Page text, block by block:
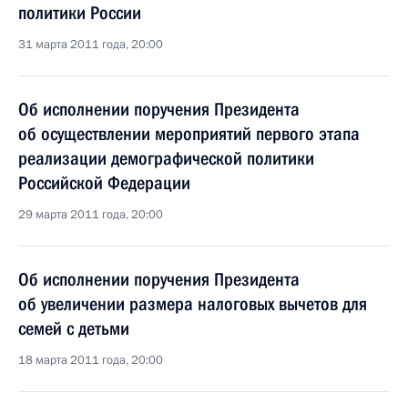
политики России
31 марта 2011 года, 20:00
Об исполнении поручения Президента
об осуществлении мероприятий первого этапа
реализации демографической политики
Российской Федерации
29 марта 2011 года, 20:00
Об исполнении поручения Президента
об увеличении размера налоговых вычетов для
семей с детьми
18 марта 2011 года, 20:00